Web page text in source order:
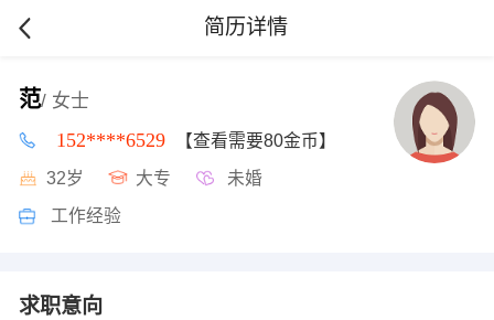
简历详情
范/ 女士
152****6529 【查看需要80金币】
32岁 大专 未婚
工作经验
求职意向